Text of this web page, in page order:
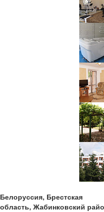
Белоруссия, Брестская
область, Жабинковский